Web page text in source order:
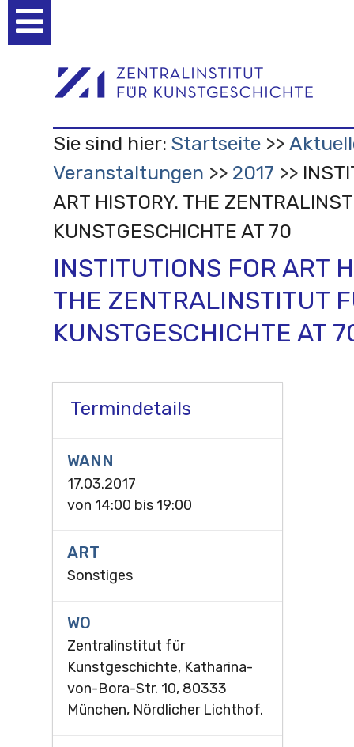
Werkzeuge
Sie sind hier: Startseite
Veranstaltungen
2017
ART HISTORY. THE
KUNSTGESCHICHTE AT 70
INSTITUTIONS FOR ART
THE ZENTRALINSTITUT
KUNSTGESCHICHTE AT
Termindetails
WANN
17.03.2017
von 14:00 bis 19:00
ART
Sonstiges
WO
Zentralinstitut für
Kunstgeschichte, Katharina-
von-Bora-Str. 10, 80333
München, Nördlicher Lichthof.